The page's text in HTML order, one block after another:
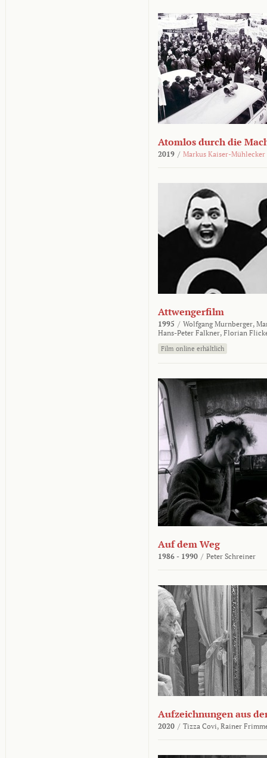
Atomlos durch die
2019 / Markus Kaiser-Mühlecker
Attwengerfilm
1995 / Wolfgang Murnberger,
Hans-Peter Falkner, Florian
Film online erhältlich
Auf dem Weg
1986 - 1990 / Peter Schreiner
Aufzeichnungen aus
2020 / Tizza Covi, Rainer